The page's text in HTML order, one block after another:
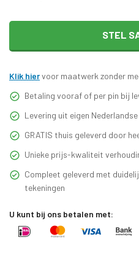
STEL
Klik hiervoor maatwerk zonder
Betaling vooraf of per pin bij
Levering uit eigen
GRATIS thuis geleverd door
Unieke prijs-kwaliteit
Compleet geleverd met
tekeningen
U kunt bij ons betalen met: